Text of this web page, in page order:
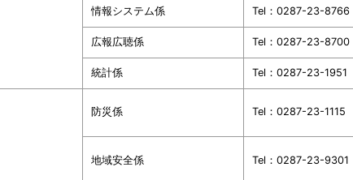
情報システム係 Tel：0287-23-8766
広報広聴係 Tel：0287-23-8700
統計係 Tel：0287-23-1951
防災係
Tel：0287-23-1115
地域安全係
Tel：0287-23-9301